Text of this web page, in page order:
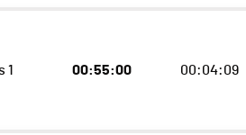
1 00:55:00 00:04:09